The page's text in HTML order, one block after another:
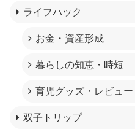
ライフハック
お金・資産形成
暮らしの知恵・時短
育児グッズ・レビュー
双子トリップ